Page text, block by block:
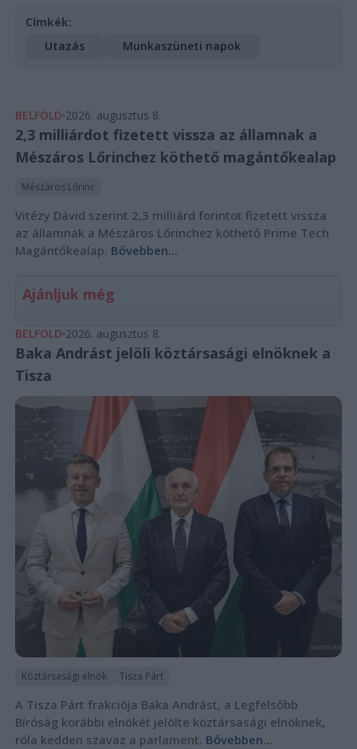
Címkék:
Utazás
Munkaszüneti napok
BELFÖLD 2026. augusztus 8.
2,3 milliárdot fizetett vissza az államnak a
Mészáros Lőrinchez köthető magántőkealap
Mészáros Lőrinc
Vitézy Dávid szerint 2,3 milliárd forintot fizetett vissza
az államnak a Mészáros Lőrinchez köthető Prime Tech
Magántőkealap. Bővebben...
Ajánljuk még
BELFÖLD 2026. augusztus 8.
Baka Andrást jelöli köztársasági elnöknek a
Tisza
Köztársasági elnök Tisza Párt
A Tisza Párt frakciója Baka Andrást, a Legfelsőbb
Bíróság korábbi elnökét jelölte köztársasági elnöknek,
róla kedden szavaz a parlament. Bővebben...